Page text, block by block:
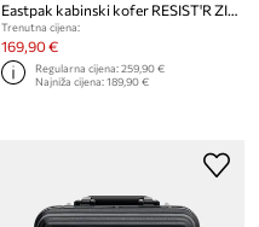
Eastpak kabinski kofer RESIST'R ZIP CABIN
Trenutna cijena:
169,90 €
Regularna cijena:259,90 €
Najniža cijena:189,90 €